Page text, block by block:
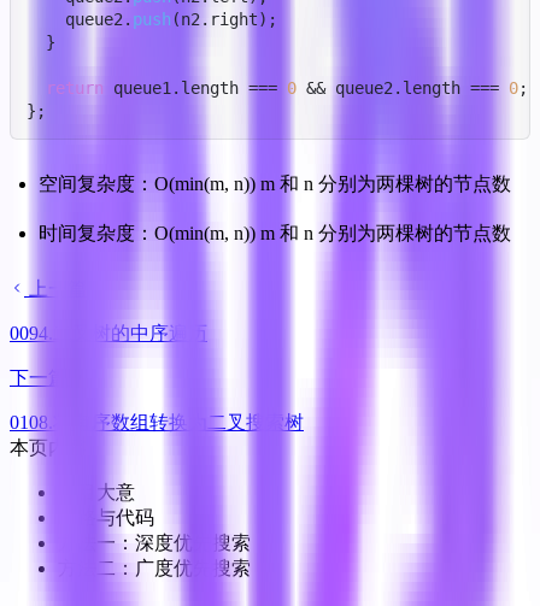
    queue2.
push (n2. right);
  }
return queue1. length === 0 && queue2. length === 0;
};
空间复杂度：O(min(m, n)) m 和 n 分别为两棵树的节点数
时间复杂度：O(min(m, n)) m 和 n 分别为两棵树的节点数
上一篇
0094.二叉树的中序遍历
下一篇
0108.将有序数组转换为二叉搜索树
本页内容
题目大意
思路与代码
方法一：深度优先搜索
方法二：广度优先搜索